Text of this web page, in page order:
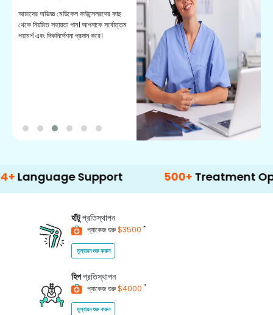
আমাদের অভিজ্ঞ মেডিকেল কাউন্সেলরদের কাছ
থেকে নিয়মিত সহায়তা পান। আপনাকে সর্বোত্তম
পরামর্শ এবং দিকনির্দেশনা প্রদান করে।
Support 500+ Treatment Options
হাঁটুপ্রতিস্থাপন
প্যাকেজ শুরু$3500 *
মূল্যায়ন শুরু করুন
হিপপ্রতিস্থাপন
প্যাকেজ শুরু$4000 *
মূল্যায়ন শুরু করুন